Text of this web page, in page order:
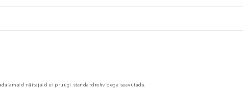
näitajaid ei pruugi standardrehvidega saavutada.